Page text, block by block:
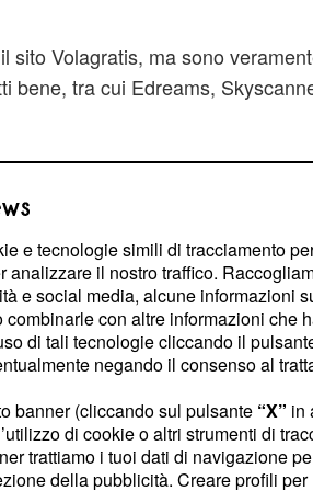
sito Volagratis, ma sono
bene, tra cui Edreams,
: influisce per poco meno di 50
solo le prime volte poi non l'ho più
è un altra parte importante della
costa da70/100 dollari a
di 100 euro a notte, ma se non
potrete risolvere con un ostello,
restare a Manhattan, 20 euro a
di Brooklyn o Queens. Io in
sul sito Air BnB.
e tecnologie simili di tracciamento
analizzare il nostro traffico.
e social media, alcune informazioni
combinarle con altre informazioni che
di tali tecnologie cliccando il
negando il consenso al
banner (cliccando sul pulsante “X” in
di cookie o altri strumenti di
trattiamo i tuoi dati di navigazione
della pubblicità. Creare profili